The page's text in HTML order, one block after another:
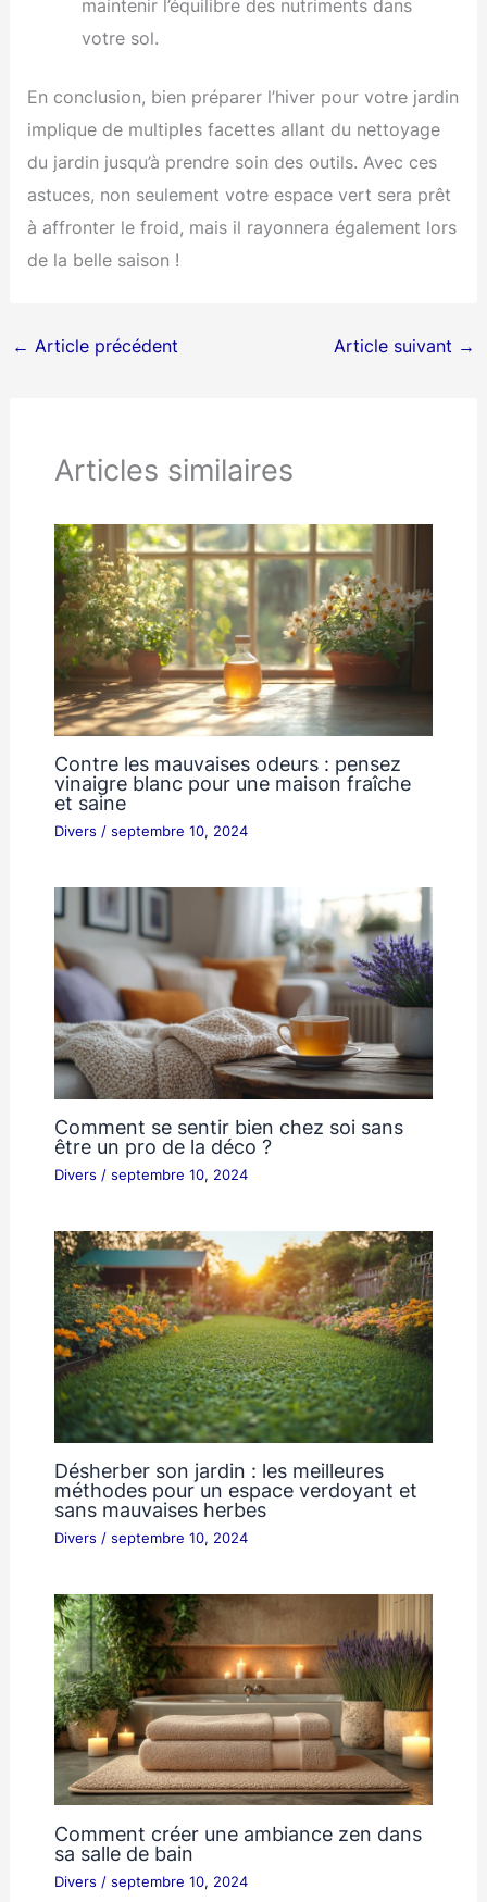
maintenir l’équilibre des nutriments dans
votre sol.
En conclusion, bien préparer l’hiver pour votre jardin
implique de multiples facettes allant du nettoyage
du jardin jusqu’à prendre soin des outils. Avec ces
astuces, non seulement votre espace vert sera prêt
à affronter le froid, mais il rayonnera également lors
de la belle saison !
← Article précédent Article suivant →
Articles similaires
Contre les mauvaises odeurs : pensez
vinaigre blanc pour une maison fraîche
et saine
Divers / septembre 10, 2024
Comment se sentir bien chez soi sans
être un pro de la déco ?
Divers / septembre 10, 2024
Désherber son jardin : les meilleures
méthodes pour un espace verdoyant et
sans mauvaises herbes
Divers / septembre 10, 2024
Comment créer une ambiance zen dans
sa salle de bain
Divers / septembre 10, 2024